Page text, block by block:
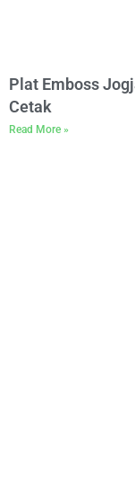
Plat Emboss
Cetak
Read More »